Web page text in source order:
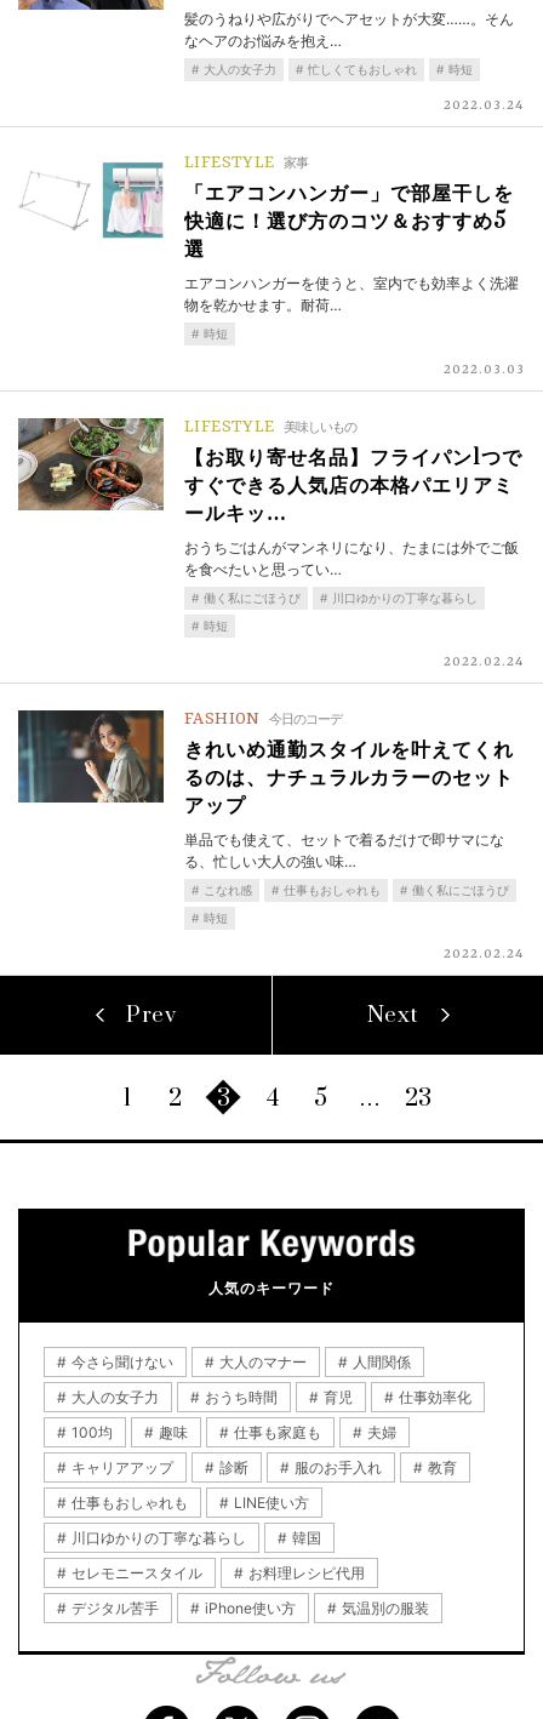
髪のうねりや広がりでヘアセットが大変……。そん
なヘアのお悩みを抱え…
大人の女子力 忙しくてもおしゃれ 時短
2022.03.24
LIFESTYLE 家事
「エアコンハンガー」で部屋干しを
快適に！選び方のコツ＆おすすめ5
選
エアコンハンガーを使うと、室内でも効率よく洗濯
物を乾かせます。耐荷…
時短
2022.03.03
LIFESTYLE 美味しいもの
【お取り寄せ名品】フライパン1つで
すぐできる人気店の本格パエリアミ
ールキッ…
おうちごはんがマンネリになり、たまには外でご飯
を食べたいと思ってい…
働く私にごほうび
川口ゆかりの丁寧な暮らし
時短
2022.02.24
FASHION 今日のコーデ
きれいめ通勤スタイルを叶えてくれ
るのは、ナチュラルカラーのセット
アップ
単品でも使えて、セットで着るだけで即サマにな
る、忙しい大人の強い味…
こなれ感 仕事もおしゃれも
働く私にごほうび
時短
2022.02.24
Prev
1 2 3 4 5 … 23
Next
人気のキーワード
今さら聞けない 大人のマナー
人間関係
大人の女子力
おうち時間 育児
仕事効率化
100均
趣味 仕事も家庭も
夫婦
キャリアアップ
診断 服のお手入れ
教育
仕事もおしゃれも
LINE使い方
川口ゆかりの丁寧な暮らし
韓国
セレモニースタイル
お料理レシピ代用
デジタル苦手
iPhone使い方 気温別の服装